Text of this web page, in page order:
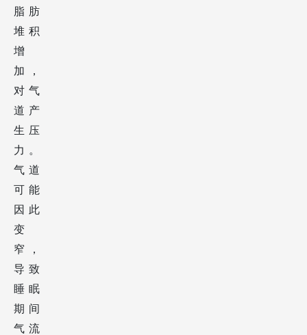
脂肪
堆积
增
加，
对气
道产
生压
力。
气道
可能
因此
变
窄，
导致
睡眠
期间
气流